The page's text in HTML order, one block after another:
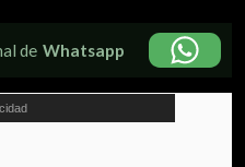
de Whatsapp